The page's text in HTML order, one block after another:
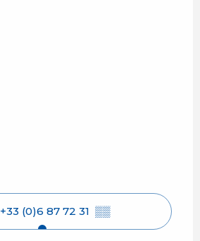
+33 (0)6 87 72 31 ▒▒